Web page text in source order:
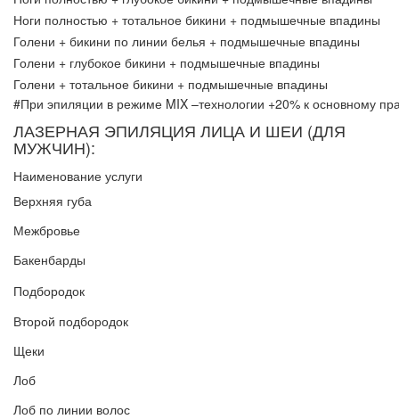
Ноги полностью + тотальное бикини + подмышечные впадины
Голени + бикини по линии белья + подмышечные впадины
Голени + глубокое бикини + подмышечные впадины
Голени + тотальное бикини + подмышечные впадины
#При эпиляции в режиме MIX –технологии +20% к основному
ЛАЗЕРНАЯ ЭПИЛЯЦИЯ ЛИЦА И ШЕИ (ДЛЯ
МУЖЧИН):
Наименование услуги
Верхняя губа
Межбровье
Бакенбарды
Подбородок
Второй подбородок
Щеки
Лоб
Лоб по линии волос